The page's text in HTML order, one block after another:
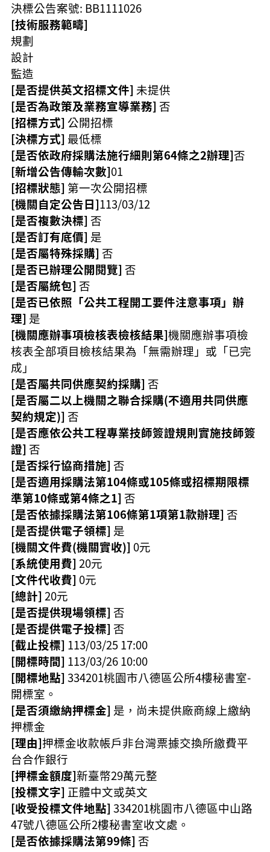
私
權
政
策
政
府
網
站
資
料
開
放
宣
告
網
站
安
全
政
策
決標公告案號: BB1111026
[技術服務範疇]
規劃
設計
監造
[是否提供英文招標文件] 未提供
[是否為政策及業務宣導業務] 否
[招標方式] 公開招標
[決標方式] 最低標
[是否依政府採購法施行細則第64條之2辦理]否
[新增公告傳輸次數]01
[招標狀態] 第一次公開招標
[機關自定公告日]113/03/12
[是否複數決標] 否
[是否訂有底價] 是
[是否屬特殊採購] 否
[是否已辦理公開閱覽] 否
[是否屬統包] 否
[是否已依照「公共工程開工要件注意事項」辦
理] 是
[機關應辦事項檢核表檢核結果]機關應辦事項檢
核表全部項目檢核結果為「無需辦理」或「已完
成」
[是否屬共同供應契約採購] 否
[是否屬二以上機關之聯合採購(不適用共同供應
契約規定)] 否
[是否應依公共工程專業技師簽證規則實施技師簽
證] 否
[是否採行協商措施] 否
[是否適用採購法第104條或105條或招標期限標
準第10條或第4條之1] 否
[是否依據採購法第106條第1項第1款辦理] 否
[是否提供電子領標] 是
[機關文件費(機關實收)] 0元
[系統使用費] 20元
[文件代收費] 0元
[總計] 20元
[是否提供現場領標] 否
[是否提供電子投標] 否
[截止投標] 113/03/25 17:00
[開標時間] 113/03/26 10:00
[開標地點] 334201桃園市八德區公所4樓秘書室-
開標室。
[是否須繳納押標金] 是，尚未提供廠商線上繳納
押標金
[理由]押標金收款帳戶非台灣票據交換所繳費平
台合作銀行
[押標金額度]新臺幣29萬元整
[投標文字] 正體中文或英文
[收受投標文件地點] 334201桃園市八德區中山路
47號八德區公所2樓秘書室收文處。
[是否依據採購法第99條] 否